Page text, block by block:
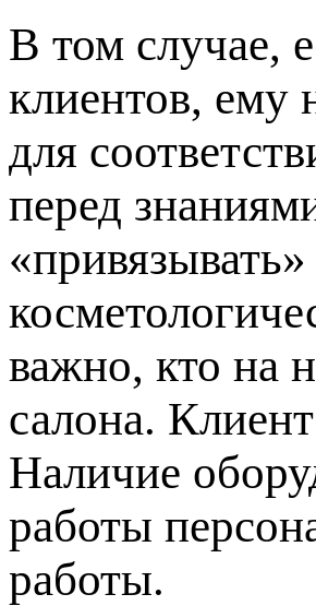
В том случае,
клиентов, ему
для
перед
важно, кто на
салона.
Наличие
работы
работы.